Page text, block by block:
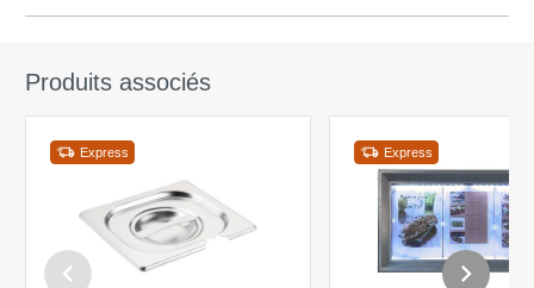
Produits associés
Express Express